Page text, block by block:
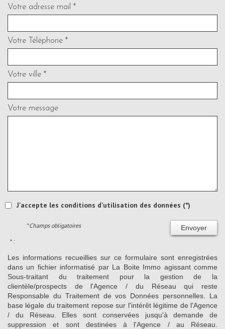
Votre adresse mail *
Votre Téléphone *
Votre ville *
Votre message
J'accepte les conditions d'utilisation des données (*)
Envoyer
* Champs obligatoires
* :
Les informations recueillies sur ce formulaire sont enregistrées
dans un fichier informatisé par La Boite Immo agissant comme
Sous-traitant du traitement pour la gestion de la
clientèle/prospects de l'Agence / du Réseau qui reste
Responsable du Traitement de vos Données personnelles. La
base légale du traitement repose sur l'intérêt légitime de l'Agence
/ du Réseau. Elles sont conservées jusqu'à demande de
suppression et sont destinées à l'Agence / au Réseau.